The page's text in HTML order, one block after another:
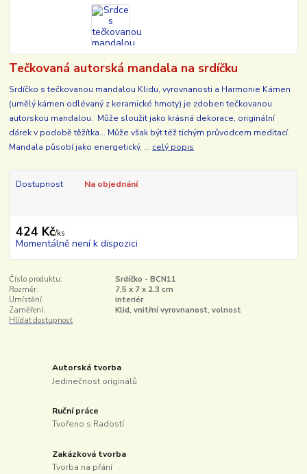
Tečkovaná autorská mandala na srdíčku
Srdíčko s tečkovanou mandalou Klidu, vyrovnanosti a Harmonie Kámen
(umělý kámen odlévaný z keramické hmoty) je zdoben tečkovanou
autorskou mandalou. Může sloužit jako krásná dekorace, originální
dárek v podobě těžítka... Může však být též tichým průvodcem meditací.
Mandala působí jako energetický, ... celý popis
Dostupnost Na objednání
424 Kč/ks
Momentálně není k dispozici
Číslo produktu:
Srdíčko - BCN11
Rozměr:
7,5 x 7 x 2.3 cm
Umístění:
interiér
Zaměření:
Klid, vnitřní vyrovnanost, volnost
Hlídat dostupnost
Autorská tvorba
Jedinečnost originálů
Ruční práce
Tvořeno s Radostí
Zakázková tvorba
Tvorba na přání